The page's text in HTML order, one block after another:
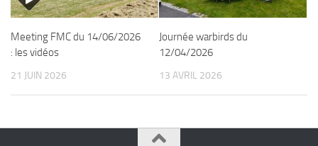
Meeting FMC du 14/06/2026
: les vidéos
21 JUIN 2026
Journée warbirds du
12/04/2026
13 AVRIL 2026